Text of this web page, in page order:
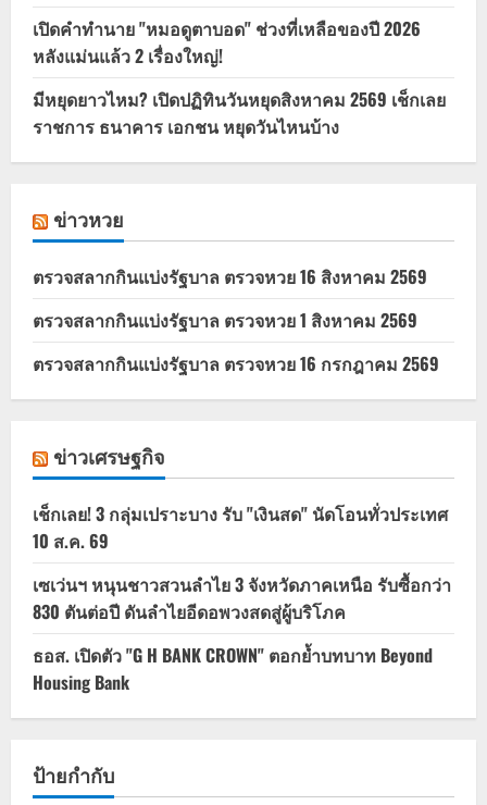
เปิดคำทำนาย "หมอดูตาบอด" ช่วงที่เหลือของปี 2026
หลังแม่นแล้ว 2 เรื่องใหญ่!
มีหยุดยาวไหม? เปิดปฏิทินวันหยุดสิงหาคม 2569 เช็กเลย
ราชการ ธนาคาร เอกชน หยุดวันไหนบ้าง
ข่าวหวย
ตรวจสลากกินแบ่งรัฐบาล ตรวจหวย 16 สิงหาคม 2569
ตรวจสลากกินแบ่งรัฐบาล ตรวจหวย 1 สิงหาคม 2569
ตรวจสลากกินแบ่งรัฐบาล ตรวจหวย 16 กรกฎาคม 2569
ข่าวเศรษฐกิจ
เช็กเลย! 3 กลุ่มเปราะบาง รับ "เงินสด" นัดโอนทั่วประเทศ
10 ส.ค. 69
เซเว่นฯ หนุนชาวสวนลำไย 3 จังหวัดภาคเหนือ รับซื้อกว่า
830 ตันต่อปี ดันลำไยอีดอพวงสดสู่ผู้บริโภค
ธอส. เปิดตัว "G H BANK CROWN" ตอกย้ำบทบาท Beyond
Housing Bank
ป้ายกำกับ